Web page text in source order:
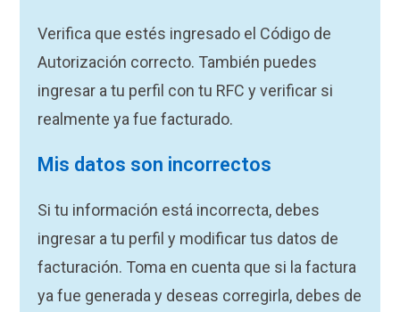
Verifica que estés ingresado el Código de
Autorización correcto. También puedes
ingresar a tu perfil con tu RFC y verificar si
realmente ya fue facturado.
Mis datos son incorrectos
Si tu información está incorrecta, debes
ingresar a tu perfil y modificar tus datos de
facturación. Toma en cuenta que si la factura
ya fue generada y deseas corregirla, debes de